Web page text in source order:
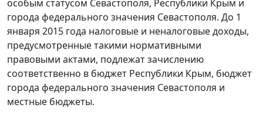
особым статусом Севастополя, Республики Крым и
города федерального значения Севастополя. До 1
января 2015 года налоговые и неналоговые доходы,
предусмотренные такими нормативными
правовыми актами, подлежат зачислению
соответственно в бюджет Республики Крым, бюджет
города федерального значения Севастополя и
местные бюджеты.